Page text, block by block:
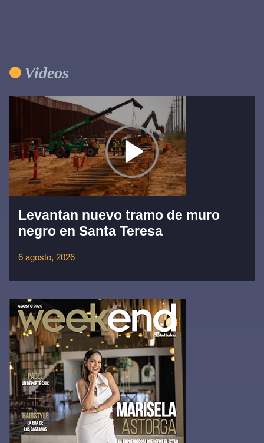
Videos
Levantan nuevo tramo de muro
negro en Santa Teresa
6 agosto, 2026